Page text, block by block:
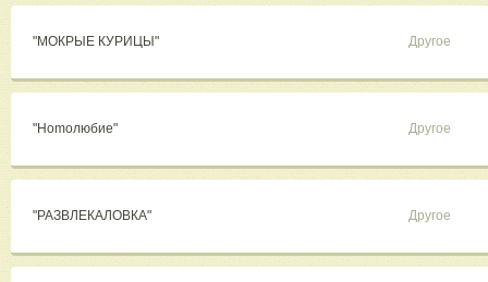
"МОКРЫЕ КУРИЦЫ" Другое
"Homoлюбие" Другое
"РАЗВЛЕКАЛОВКА" Другое